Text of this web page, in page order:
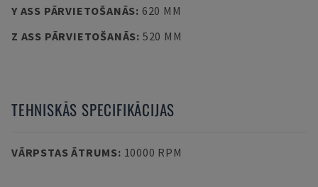
Y ASS PĀRVIETOŠANĀS: 620 MM
Z ASS PĀRVIETOŠANĀS: 520 MM
TEHNISKĀS SPECIFIKĀCIJAS
VĀRPSTAS ĀTRUMS: 10000 RPM